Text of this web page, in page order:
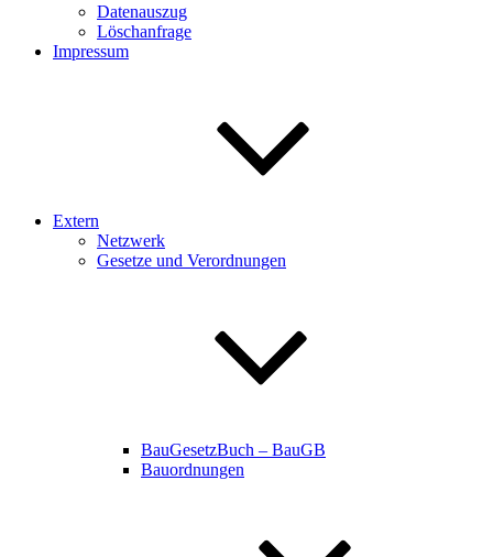
Datenauszug
Löschanfrage
Impressum
Extern
Netzwerk
Gesetze und Verordnungen
BauGesetzBuch – BauGB
Bauordnungen